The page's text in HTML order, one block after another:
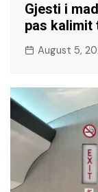
Gjesti i
pas kalimit
August 5,